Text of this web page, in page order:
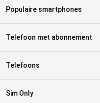
Populaire smartphones
Telefoon met abonnement
Telefoons
Sim Only